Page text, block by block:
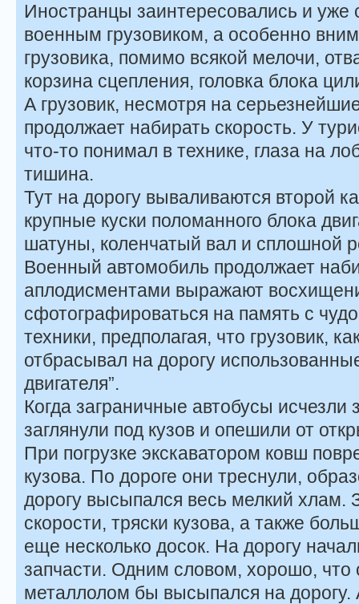
Иностранцы заинтересовались и
военным грузовиком, а особенно
грузовика, помимо всякой мелочи,
корзина сцепления, головка блока
А грузовик, несмотря на
продолжает набирать скорость. У
что-то понимал в технике, глаза на
тишина.
Тут на дорогу вываливаются второй
крупные куски поломанного блока
шатуны, коленчатый вал и сплошной
Военный автомобиль продолжает
аплодисментами выражают
сфотографироваться на память с
техники, предполагая, что грузовик,
отбрасывал на дорогу
двигателя”.
Когда заграничные автобусы
заглянули под кузов и опешили от
При погрузке экскаватором ковш
кузова. По дороге они треснули,
дорогу высыпался весь мелкий хлам.
скорости, тряски кузова, а также
еще несколько досок. На дорогу
запчасти. Одним словом, хорошо, что
металлолом бы высыпался на дорогу.